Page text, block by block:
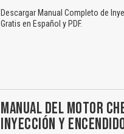
Descargar Manual Completo de
Gratis en Español y PDF.
MANUAL DEL MOTOR
INYECCIÓN Y